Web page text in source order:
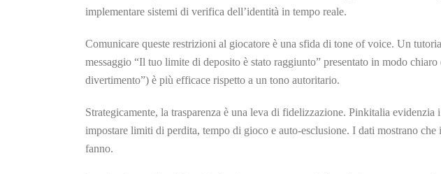
implementare sistemi di verifica dell’identità in tempo reale.
Comunicare queste restrizioni al giocatore è una sfida di tone of voice. Un
messaggio “Il tuo limite di deposito è stato raggiunto” presentato in modo
divertimento”) è più efficace rispetto a un tono autoritario.
Strategicamente, la trasparenza è una leva di fidelizzazione. Pinkitalia
impostare limiti di perdita, tempo di gioco e auto‑esclusione. I dati mostrano
fanno.